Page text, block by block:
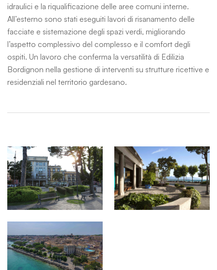
idraulici e la riqualificazione delle aree comuni interne.
All’esterno sono stati eseguiti lavori di risanamento delle
facciate e sistemazione degli spazi verdi, migliorando
l’aspetto complessivo del complesso e il comfort degli
ospiti. Un lavoro che conferma la versatilità di Edilizia
Bordignon nella gestione di interventi su strutture ricettive e
residenziali nel territorio gardesano.